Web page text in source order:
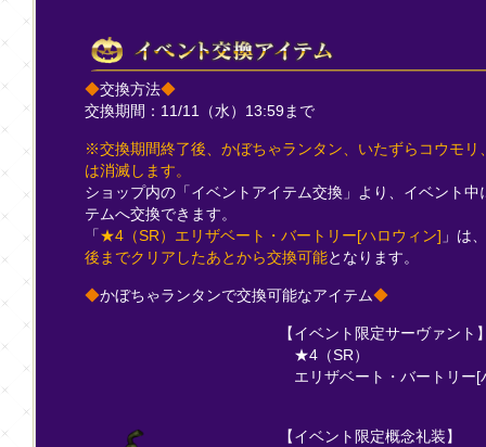
◆交換方法◆
交換期間：11/11（水）13:59まで
※交換期間終了後、かぼちゃランタン、いたずらコウモ
は消滅します。
ショップ内の「イベントアイテム交換」より、イベント
テムへ交換できます。
「★4（SR）エリザベート・バートリー[ハロウィン] 」は
後までクリアしたあとから交換可能となります。
◆かぼちゃランタンで交換可能なアイテム◆
【イベント限定サーヴァント
★4（SR）
エリザベート・バートリー[
【イベント限定概念礼装】